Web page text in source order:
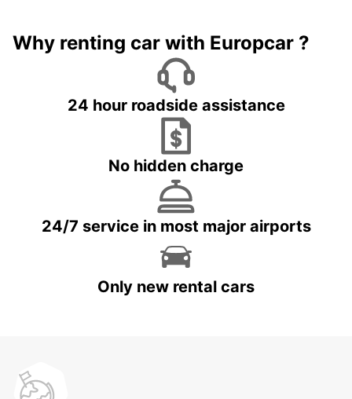
Why renting car with Europcar ?
24 hour roadside assistance
No hidden charge
24/7 service in most major airports
Only new rental cars